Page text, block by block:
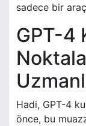
sadece bir
GPT-4
Hadi, GPT-4
önce, bu